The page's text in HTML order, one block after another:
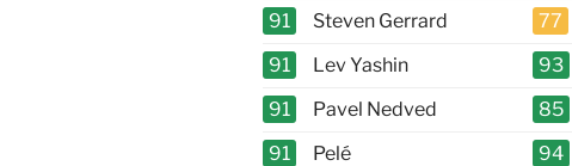
91
Steven Gerrard 77
91
Lev Yashin 93
91
Pavel Nedved 85
91
Pelé 94